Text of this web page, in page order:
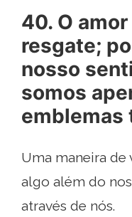
40. O
resgate;
nosso
somos
emblemas
Uma maneira de
algo além do
através de nós.